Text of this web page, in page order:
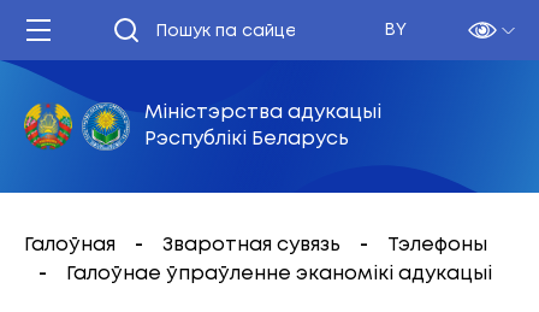
BY
Міністэрства адукацыі
Рэспублікі Беларусь
Галоўная Зваротная сувязь
Тэлефоны
Галоўнае ўпраўленне эканомікі адукацыі